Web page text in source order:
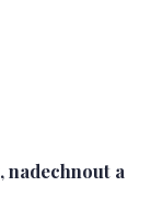
nadechnout a